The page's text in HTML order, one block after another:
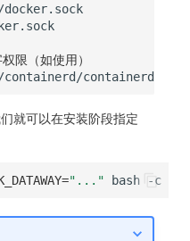
（如使用）
就可以在安装阶段指定
="..." bash -c